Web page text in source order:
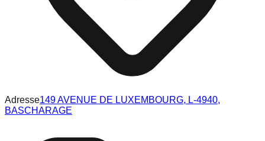
Adresse149 AVENUE DE LUXEMBOURG, L-4940,
BASCHARAGE